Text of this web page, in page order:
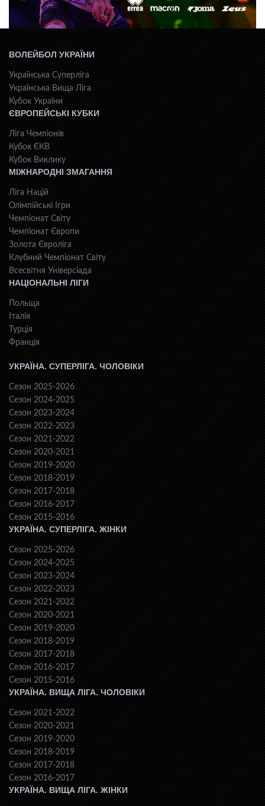
ВОЛЕЙБОЛ УКРАЇНИ
Українська Суперліга
Українська Вища Ліга
Кубок України
ЄВРОПЕЙСЬКІ КУБКИ
Ліга Чемпіонів
Кубок ЄКВ
Кубок Виклику
МІЖНАРОДНІ ЗМАГАННЯ
Ліга Націй
Олімпійські Ігри
Чемпіонат Світу
Чемпіонат Європи
Золота Євроліга
Клубний Чемпіонат Світу
Всесвiтня Унiверсiaда
НАЦІОНАЛЬНІ ЛІГИ
Польща
Італія
Турція
Франція
УКРАЇНА. СУПЕРЛІГА. ЧОЛОВІКИ
Сезон 2025-2026
Сезон 2024-2025
Сезон 2023-2024
Сезон 2022-2023
Сезон 2021-2022
Сезон 2020-2021
Сезон 2019-2020
Сезон 2018-2019
Сезон 2017-2018
Сезон 2016-2017
Сезон 2015-2016
УКРАЇНА. СУПЕРЛІГА. ЖІНКИ
Сезон 2025-2026
Сезон 2024-2025
Сезон 2023-2024
Сезон 2022-2023
Сезон 2021-2022
Сезон 2020-2021
Сезон 2019-2020
Сезон 2018-2019
Сезон 2017-2018
Сезон 2016-2017
Сезон 2015-2016
УКРАЇНА. ВИЩА ЛІГА. ЧОЛОВІКИ
Сезон 2021-2022
Сезон 2020-2021
Сезон 2019-2020
Сезон 2018-2019
Сезон 2017-2018
Сезон 2016-2017
УКРАЇНА. ВИЩА ЛІГА. ЖІНКИ